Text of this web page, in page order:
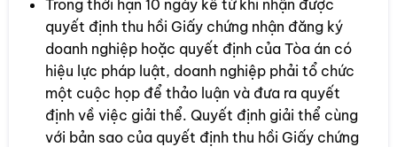
Trong thời hạn 10 ngày kể từ khi nhận được
quyết định thu hồi Giấy chứng nhận đăng ký
doanh nghiệp hoặc quyết định của Tòa án có
hiệu lực pháp luật, doanh nghiệp phải tổ chức
một cuộc họp để thảo luận và đưa ra quyết
định về việc giải thể. Quyết định giải thể cùng
với bản sao của quyết định thu hồi Giấy chứng